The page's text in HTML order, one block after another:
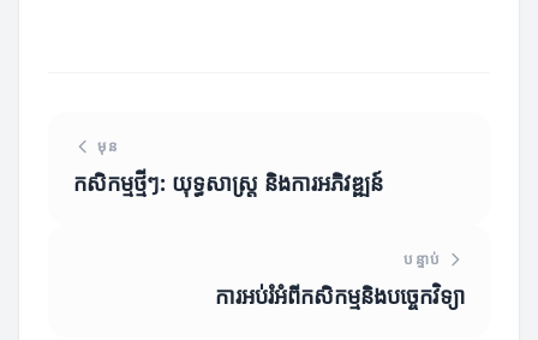
មុន
កសិកម្មថ្មីៗ: យុទ្ធសាស្ត្រ និងការអភិវឌ្ឍន៍
បន្ទាប់
ការអប់រំអំពីកសិកម្មនិងបច្ចេកវិទ្យា